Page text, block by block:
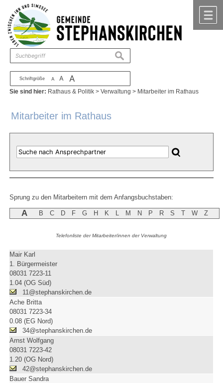
Zum Inhalt ,zur Navigation
Schriftgröße A A A
suchen
Sie sind hier: Rathaus & Politik >Verwaltung > Mitarbeiter im Rathaus
Mitarbeiter im Rathaus
Sprung zu den Mitarbeitern mit dem Anfangsbuchstaben:
A B C D F G H K L M N P R S T W Z
Telefonliste der Mitarbeiter/innen der Verwaltung
Mair Karl
1. Bürgermeister
08031 7223-11
1.04 (OG Süd)
11@stephanskirchen.de
Ache Britta
08031 7223-34
0.08 (EG Nord)
34@stephanskirchen.de
Arnst Wolfgang
08031 7223-42
1.20 (OG Nord)
42@stephanskirchen.de
Bauer Sandra